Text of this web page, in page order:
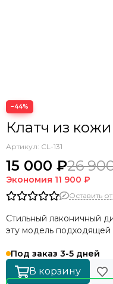
−44%
Клатч из кожи
Артикул: CL-131
15 000 ₽26
Экономия 11 900 ₽
Оставить
Стильный лаконичный
эту модель
Под заказ 3-5 дней
В корзину